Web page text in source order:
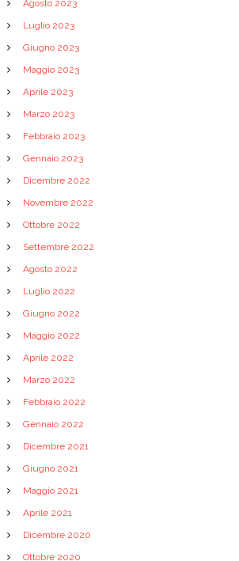
Agosto 2023
Luglio 2023
Giugno 2023
Maggio 2023
Aprile 2023
Marzo 2023
Febbraio 2023
Gennaio 2023
Dicembre 2022
Novembre 2022
Ottobre 2022
Settembre 2022
Agosto 2022
Luglio 2022
Giugno 2022
Maggio 2022
Aprile 2022
Marzo 2022
Febbraio 2022
Gennaio 2022
Dicembre 2021
Giugno 2021
Maggio 2021
Aprile 2021
Dicembre 2020
Ottobre 2020